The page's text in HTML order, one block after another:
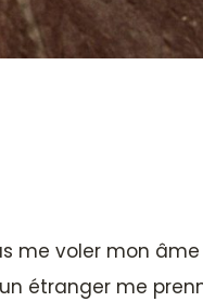
me voler mon
étranger me